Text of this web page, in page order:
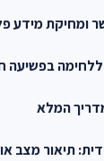
ומחיקת מידע
המלא
תיאור מצב